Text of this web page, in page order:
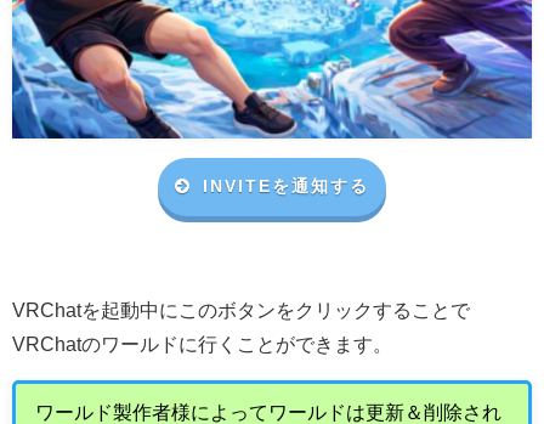
INVITEを通知する
VRChatを起動中にこのボタンをクリックすることで
VRChatのワールドに行くことができます。
ワールド製作者様によってワールドは更新＆削除され